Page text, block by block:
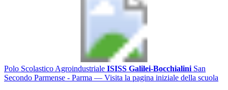
Polo Scolastico Agroindustriale ISISS Galilei-Bocchialini San
Secondo Parmense - Parma — Visita la pagina iniziale della scuola